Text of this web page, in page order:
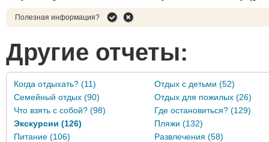
Полезная информация?
Другие отчеты:
Когда отдыхать? (11)
Отдых с детьми (52)
Семейный отдых (90)
Отдых для пожилых (26)
Что взять с собой? (98)
Где остановиться? (129)
Экскурсии (126)
Пляжи (132)
Питание (106)
Развлечения (58)